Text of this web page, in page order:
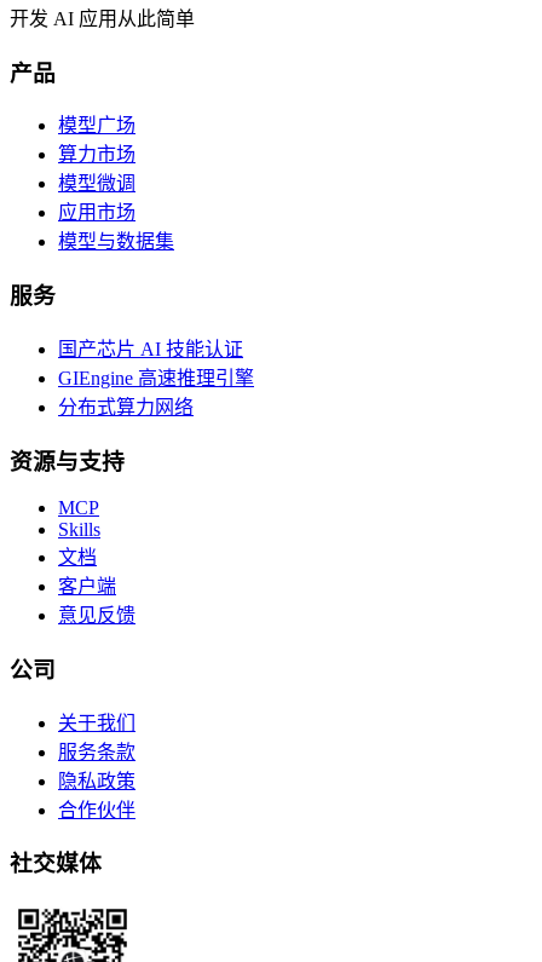
开发 AI 应用从此简单
产品
模型广场
算力市场
模型微调
应用市场
模型与数据集
服务
国产芯片 AI 技能认证
GIEngine 高速推理引擎
分布式算力网络
资源与支持
MCP
Skills
文档
客户端
意见反馈
公司
关于我们
服务条款
隐私政策
合作伙伴
社交媒体